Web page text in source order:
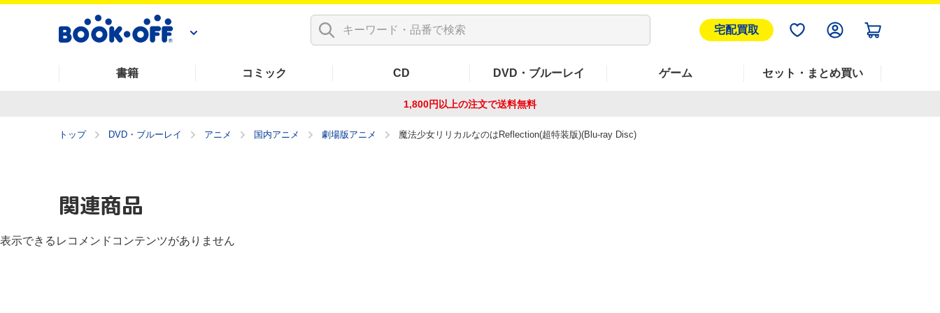
宅配買取
書籍 コミック CD DVD・ブルーレイ ゲーム セット・まとめ買い
1,800円以上の注文で送料無料
トップ DVD・ブルーレイ アニメ 国内アニメ 劇場版アニメ 魔法少女リリカルなのはReflection(超特装版)(Blu-ray Disc)
関連商品
表示できるレコメンドコンテンツがありません